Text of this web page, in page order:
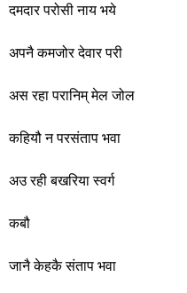
दमदार परोसी नाय भये
अपनै कमजोर देवार परी
अस रहा परानिम् मेल जोल
कहियौ न परसंताप भवा
अउ रही बखरिया स्वर्ग
कबौ
जानै केहकै संताप भवा